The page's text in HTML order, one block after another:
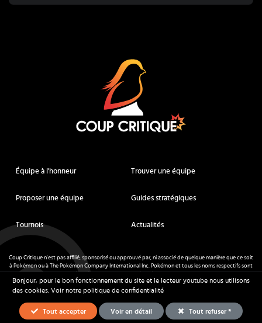
Équipe à l'honneur Trouver une équipe
Proposer une équipe Guides stratégiques
Tournois Actualités
Coup Critique n'est pas affilié, sponsorisé ou approuvé par, ni associé de quelque manière que ce soit
à Pokémon ou à The Pokémon Company International Inc. Pokémon et tous les noms respectifs sont
des marques déposées et des marques déposées. © de Nintendo 1996-2026.
Mentions légales - CGU- Tous droits réservés - Coup Critique
Bonjour, pour le bon fonctionnement du site et le lecteur youtube nous utilisons
des cookies. Voir notre politique de confidentialité
Tout accepter Voir en détail Tout refuser *